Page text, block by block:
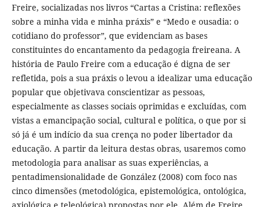
Freire, socializadas nos livros “Cartas a Cristina: reflexões
sobre a minha vida e minha práxis” e “Medo e ousadia: o
cotidiano do professor”, que evidenciam as bases
constituintes do encantamento da pedagogia freireana. A
história de Paulo Freire com a educação é digna de ser
refletida, pois a sua práxis o levou a idealizar uma educação
popular que objetivava conscientizar as pessoas,
especialmente as classes sociais oprimidas e excluídas, com
vistas a emancipação social, cultural e política, o que por si
só já é um indício da sua crença no poder libertador da
educação. A partir da leitura destas obras, usaremos como
metodologia para analisar as suas experiências, a
pentadimensionalidade de González (2008) com foco nas
cinco dimensões (metodológica, epistemológica, ontológica,